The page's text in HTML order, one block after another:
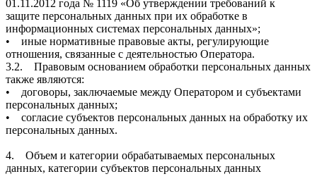
01.11.2012 года № 1119 «Об утверждении требований к
защите персональных данных при их обработке в
информационных системах персональных данных»;
• иные нормативные правовые акты, регулирующие
отношения, связанные с деятельностью Оператора.
3.2. Правовым основанием обработки персональных данных
также являются:
• договоры, заключаемые между Оператором и субъектами
персональных данных;
• согласие субъектов персональных данных на обработку их
персональных данных.
4. Объем и категории обрабатываемых персональных
данных, категории субъектов персональных данных